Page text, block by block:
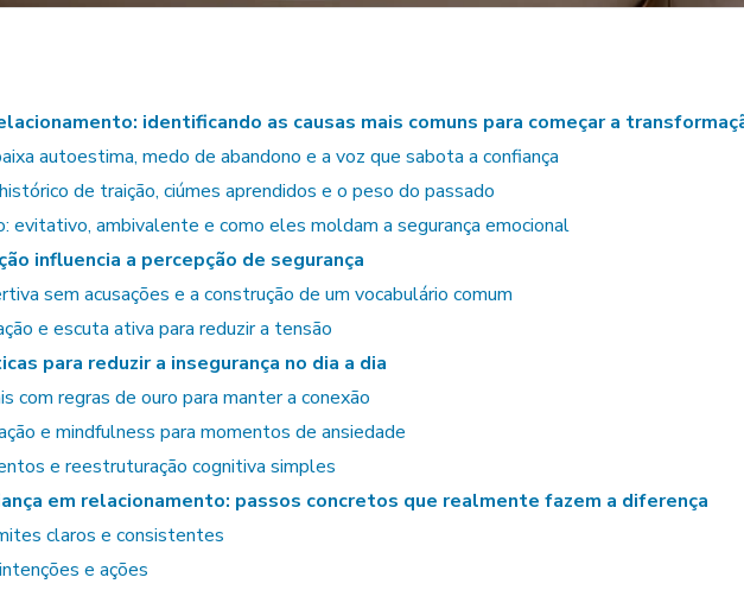
identificando as causas mais comuns para começar a
autoestima, medo de abandono e a voz que sabota a confiança
de traição, ciúmes aprendidos e o peso do passado
evitativo, ambivalente e como eles moldam a segurança emocional
influencia a percepção de segurança
sem acusações e a construção de um vocabulário comum
e escuta ativa para reduzir a tensão
para reduzir a insegurança no dia a dia
com regras de ouro para manter a conexão
e mindfulness para momentos de ansiedade
e reestruturação cognitiva simples
em relacionamento: passos concretos que realmente fazem a diferença
claros e consistentes
e ações